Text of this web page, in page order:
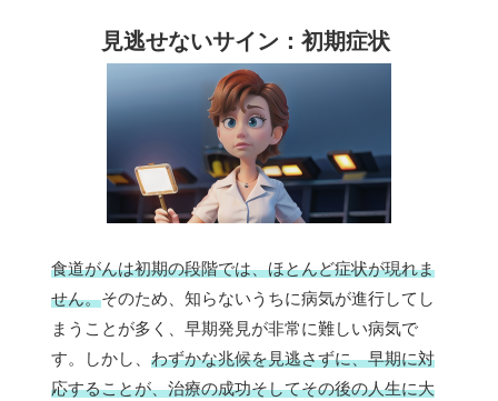
見逃せないサイン：初期症状
食道がんは初期の段階では、ほとんど症状が現れま
せん。そのため、知らないうちに病気が進行してし
まうことが多く、早期発見が非常に難しい病気で
す。しかし、 わずかな兆候を見逃さずに、早期に対
応することが、治療の成功そしてその後の人生に大